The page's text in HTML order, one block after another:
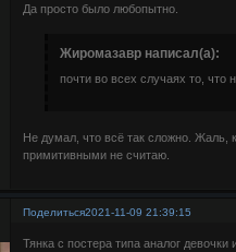
Да просто было любопытно.
Жиромазавр написал(а):
почти во всех случаях то, что
Не думал, что всё так сложно. Жаль,
примитивными не считаю.
Поделиться2021-11-09 21:39:15
Тянка с постера типа аналог